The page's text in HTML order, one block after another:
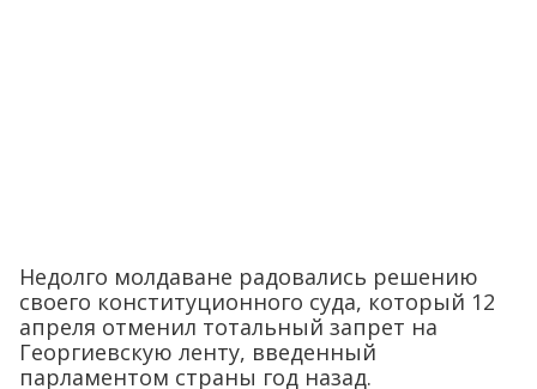
Недолго молдаване радовались решению
своего конституционного суда, который 12
апреля отменил тотальный запрет на
Георгиевскую ленту, введенный
парламентом страны год назад.